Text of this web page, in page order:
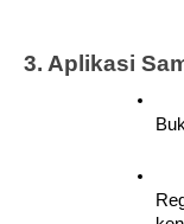
3. Aplikasi